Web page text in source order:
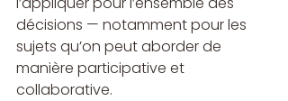
décisions — notamment pour les
sujets qu’on peut aborder de
manière participative et
collaborative.